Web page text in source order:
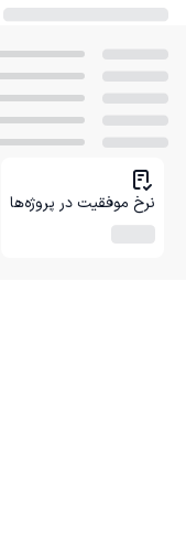
نرخ موفقیت در پروژه‌ها